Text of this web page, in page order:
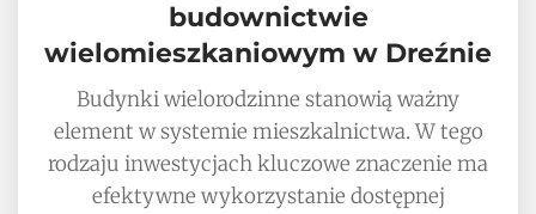
budownictwie
wielomieszkaniowym w Dreźnie
Budynki wielorodzinne stanowią ważny
element w systemie mieszkalnictwa. W tego
rodzaju inwestycjach kluczowe znaczenie ma
efektywne wykorzystanie dostępnej